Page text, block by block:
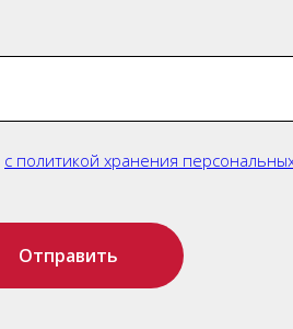
с политикой хранения
Отправить